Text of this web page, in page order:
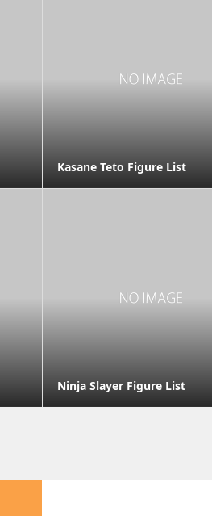
Kasane Teto Figure List
Ninja Slayer Figure List